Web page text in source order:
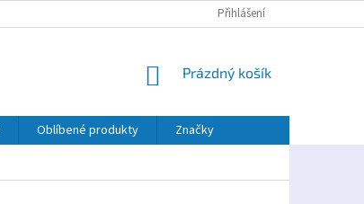
Přihlášení
NÁKUPNÍ
Prázdný košík
Oblíbené produkty
Značky